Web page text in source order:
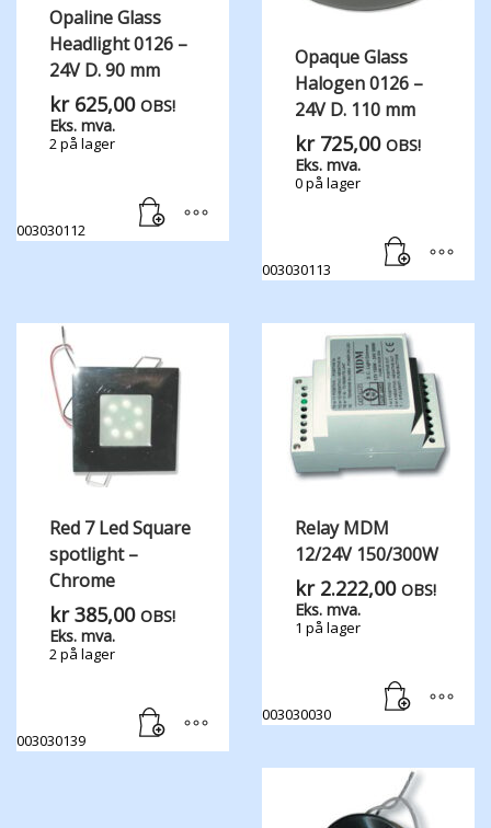
Opaline Glass
Headlight 0126 –
24V D. 90 mm
kr625,00 OBS!
Eks. mva.
2 på lager
003030112
Opaque Glass
Halogen 0126 –
24V D. 110 mm
kr725,00 OBS!
Eks. mva.
0 på lager
003030113
Red 7 Led Square
spotlight –
Chrome
kr385,00 OBS!
Eks. mva.
2 på lager
003030139
Relay MDM
12/24V 150/300W
kr2.222,00 OBS!
Eks. mva.
1 på lager
003030030